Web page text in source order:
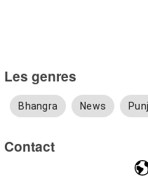
Les genres
Bhangra News
Contact